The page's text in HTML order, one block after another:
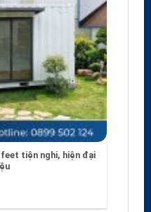
tiện nghi, hiện đại